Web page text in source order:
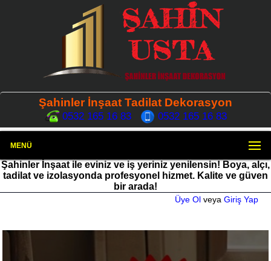
Şahinler İnşaat Tadilat Dekorasyon
0532 165 16 83 0532 165 16 83
MENÜ
Şahinler İnşaat ile eviniz ve iş yeriniz yenilensin! Boya, alçı,
tadilat ve izolasyonda profesyonel hizmet. Kalite ve güven
bir arada!
Üye Ol veya Giriş Yap